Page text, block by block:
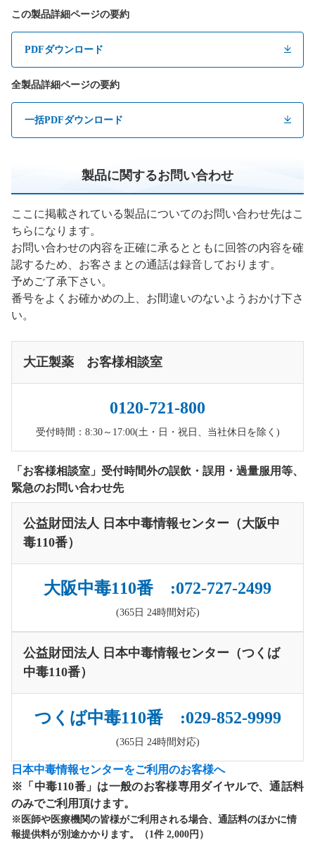
この製品詳細ページの要約
PDFダウンロード
全製品詳細ページの要約
一括PDFダウンロード
製品に関するお問い合わせ
ここに掲載されている製品についてのお問い合わせ先はこ
ちらになります。
お問い合わせの内容を正確に承るとともに回答の内容を確
認するため、お客さまとの通話は録音しております。
予めご了承下さい。
番号をよくお確かめの上、お間違いのないようおかけ下さ
い。
大正製薬 お客様相談室
0120-721-800
受付時間：8:30～17:00(土・日・祝日、当社休日を除く)
「お客様相談室」受付時間外の誤飲・誤用・過量服用等、
緊急のお問い合わせ先
公益財団法人 日本中毒情報センター（大阪中
毒110番）
大阪中毒110番 :072-727-2499
(365日 24時間対応)
公益財団法人 日本中毒情報センター（つくば
中毒110番）
つくば中毒110番 :029-852-9999
(365日 24時間対応)
日本中毒情報センターをご利用のお客様へ
※「中毒110番」は一般のお客様専用ダイヤルで、通話料
のみでご利用頂けます。
※医師や医療機関の皆様がご利用される場合、通話料のほかに情
報提供料が別途かかります。（1件 2,000円）